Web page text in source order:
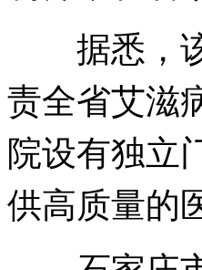
据悉，该
责全省艾滋
院设有独立
供高质量的